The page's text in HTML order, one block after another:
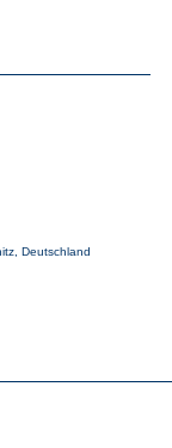
Deutschland